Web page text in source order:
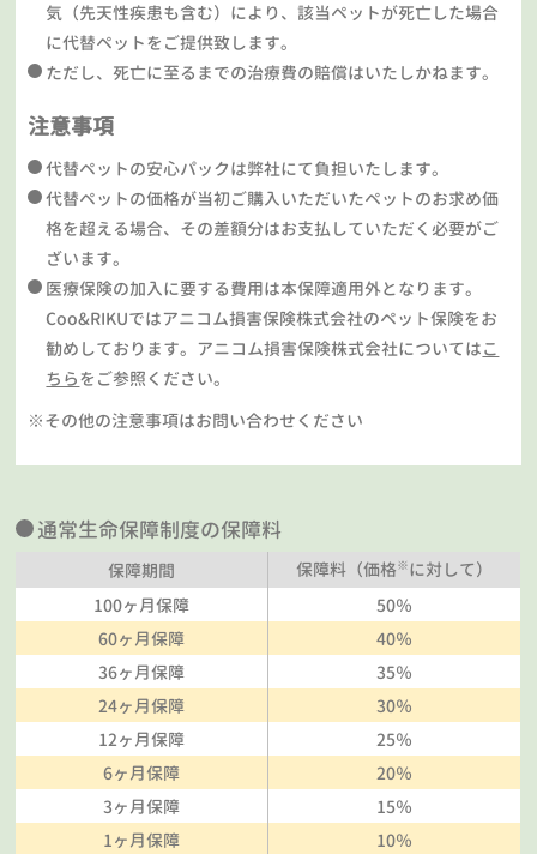
気（先天性疾患も含む）により、該当ペットが死亡した場合
に代替ペットをご提供致します。
ただし、死亡に至るまでの治療費の賠償はいたしかねます。
注意事項
代替ペットの安心パックは弊社にて負担いたします。
代替ペットの価格が当初ご購入いただいたペットのお求め価
格を超える場合、その差額分はお支払していただく必要がご
ざいます。
医療保険の加入に要する費用は本保障適用外となります。
Coo&RIKUではアニコム損害保険株式会社のペット保険をお
勧めしております。アニコム損害保険株式会社についてはこ
ちらをご参照ください。
※その他の注意事項はお問い合わせください
通常生命保障制度の保障料
保障期間 保障料（価格※に対して）
100ヶ月保障
50％
60ヶ月保障
40％
36ヶ月保障
35％
24ヶ月保障
30％
12ヶ月保障
25％
6ヶ月保障
20％
3ヶ月保障
15％
1ヶ月保障
10％